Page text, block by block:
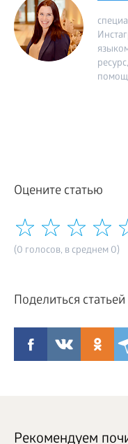
Оцените статью
(0 голосов, в среднем 0)
Поделиться статьей
Рекомендуем